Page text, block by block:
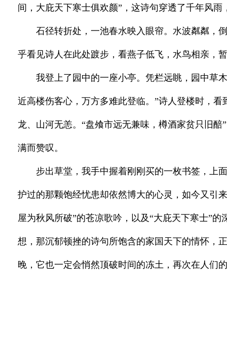
间，大庇天下寒士俱欢颜”，这诗句穿透了千年风
石径转折处，一池春水映入眼帘。水波粼粼，
乎看见诗人在此处踱步，看燕子低飞，水鸟相亲，
我登上了园中的一座小亭。凭栏远眺，园中草
近高楼伤客心，万方多难此登临。”诗人登楼时，
龙、山河无恙。“盘飧市远无兼味，樽酒家贫只旧
满而赞叹。
步出草堂，我手中握着刚刚买的一枚书签，上
护过的那颗饱经忧患却依然博大的心灵，如今又引
屋为秋风所破”的苍凉歌吟，以及“大庇天下寒士”
想，那沉郁顿挫的诗句所饱含的家国天下的情怀，
晚，它也一定会悄然顶破时间的冻土，再次在人们